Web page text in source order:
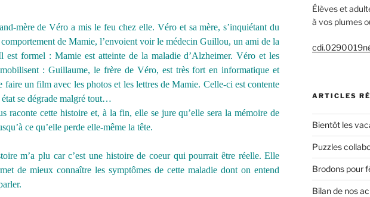
mère de Véro a mis le feu chez elle. Véro et sa mère, s’inquiétant du
de Mamie, l’envoient voir le médecin Guillou, un ami de la
est formel : Mamie est atteinte de la maladie d’Alzheimer. Véro et les
: Guillaume, le frère de Véro, est très fort en informatique et
faire un film avec les photos et les lettres de Mamie. Celle-ci est contente
état se dégrade malgré tout…
raconte cette histoire et, à la fin, elle se jure qu’elle sera la mémoire de
ce qu’elle perde elle-même la tête.
m’a plu car c’est une histoire de coeur qui pourrait être réelle. Elle
de mieux connaître les symptômes de cette maladie dont on entend
Élèves et
à vos plumes
ARTICLES
Bientôt les
Puzzles
Brodons pour
Bilan de nos